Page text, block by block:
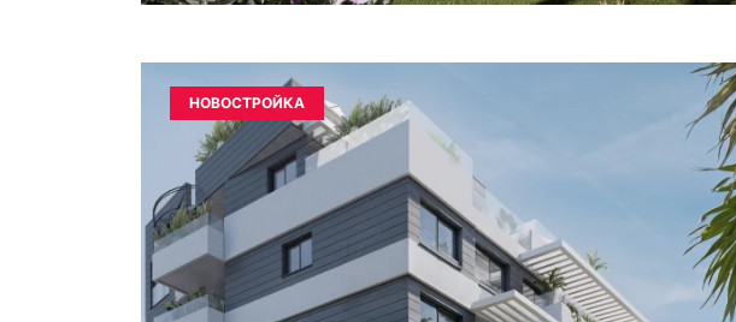
НОВОСТРОЙКА